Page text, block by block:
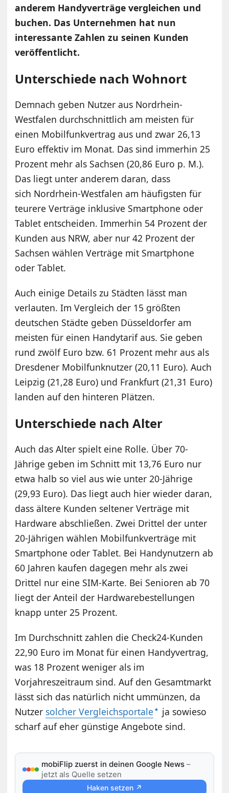
anderem Handyverträge vergleichen und
buchen. Das Unternehmen hat nun
interessante Zahlen zu seinen Kunden
veröffentlicht.
Unterschiede nach Wohnort
Demnach geben Nutzer aus Nordrhein-
Westfalen durchschnittlich am meisten für
einen Mobilfunkvertrag aus und zwar 26,13
Euro effektiv im Monat. Das sind immerhin 25
Prozent mehr als Sachsen (20,86 Euro p. M.).
Das liegt unter anderem daran, dass
sich Nordrhein-Westfalen am häufigsten für
teurere Verträge inklusive Smartphone oder
Tablet entscheiden. Immerhin 54 Prozent der
Kunden aus NRW, aber nur 42 Prozent der
Sachsen wählen Verträge mit Smartphone
oder Tablet.
Auch einige Details zu Städten lässt man
verlauten. Im Vergleich der 15 größten
deutschen Städte geben Düsseldorfer am
meisten für einen Handytarif aus. Sie geben
rund zwölf Euro bzw. 61 Prozent mehr aus als
Dresdener Mobilfunknutzer (20,11 Euro). Auch
Leipzig (21,28 Euro) und Frankfurt (21,31 Euro)
landen auf den hinteren Plätzen.
Unterschiede nach Alter
Auch das Alter spielt eine Rolle. Über 70-
Jährige geben im Schnitt mit 13,76 Euro nur
etwa halb so viel aus wie unter 20-Jährige
(29,93 Euro). Das liegt auch hier wieder daran,
dass ältere Kunden seltener Verträge mit
Hardware abschließen. Zwei Drittel der unter
20-Jährigen wählen Mobilfunkverträge mit
Smartphone oder Tablet. Bei Handynutzern ab
60 Jahren kaufen dagegen mehr als zwei
Drittel nur eine SIM-Karte. Bei Senioren ab 70
liegt der Anteil der Hardwarebestellungen
knapp unter 25 Prozent.
Im Durchschnitt zahlen die Check24-Kunden
22,90 Euro im Monat für einen Handyvertrag,
was 18 Prozent weniger als im
Vorjahreszeitraum sind. Auf den Gesamtmarkt
lässt sich das natürlich nicht ummünzen, da
Nutzer solcher Vergleichsportale
ja sowieso
scharf auf eher günstige Angebote sind.
mobiFlip zuerst in deinen Google News –
jetzt als Quelle setzen
Haken setzen ↗